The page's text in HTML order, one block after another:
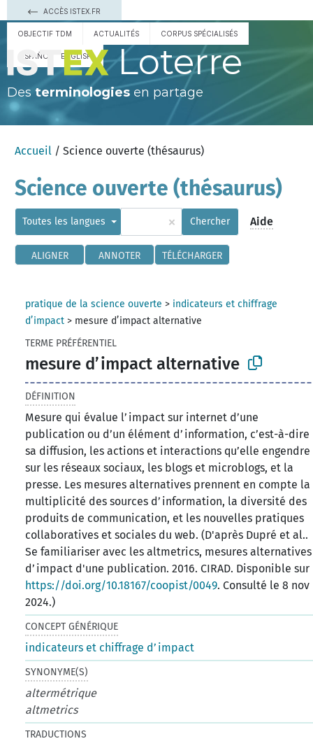
ACCÈS ISTEX.FR
OBJECTIF TDM ACTUALITÉS CORPUS SPÉCIALISÉS
ESPAÑOL ENGLISH Loterre
Des terminologies en partage
Accueil / Science ouverte (thésaurus)
Science ouverte (thésaurus)
Toutes les langues × Chercher Aide
ALIGNER ANNOTER TÉLÉCHARGER
pratique de la science ouverte > indicateurs et chiffrage
d’impact > mesure d’impact alternative
TERME PRÉFÉRENTIEL
mesure d’impact alternative
DÉFINITION
Mesure qui évalue l’impact sur internet d’une
publication ou d’un élément d’information, c’est-à-dire
sa diffusion, les actions et interactions qu’elle engendre
sur les réseaux sociaux, les blogs et microblogs, et la
presse. Les mesures alternatives prennent en compte la
multiplicité des sources d’information, la diversité des
produits de communication, et les nouvelles pratiques
collaboratives et sociales du web. (D'après Dupré et al..
Se familiariser avec les altmetrics, mesures alternatives
d’impact d'une publication. 2016. CIRAD. Disponible sur
https://doi.org/10.18167/coopist/0049. Consulté le 8 nov
2024.)
CONCEPT GÉNÉRIQUE
indicateurs et chiffrage d’impact
SYNONYME(S)
altermétrique
altmetrics
TRADUCTIONS